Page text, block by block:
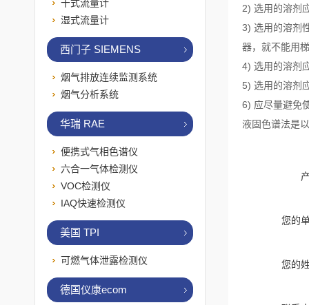
2) 选用的溶剂
3) 选用的溶剂
器，就不能用
4) 选用的溶剂
5) 选用的溶剂
6) 应尽量避免
液固色谱法是
您的
您的
干式流量计
湿式流量计
西门子 SIEMENS
烟气排放连续监测系统
烟气分析系统
华瑞 RAE
便携式气相色谱仪
六合一气体检测仪
VOC检测仪
IAQ快速检测仪
美国 TPI
可燃气体泄露检测仪
德国仪康ecom